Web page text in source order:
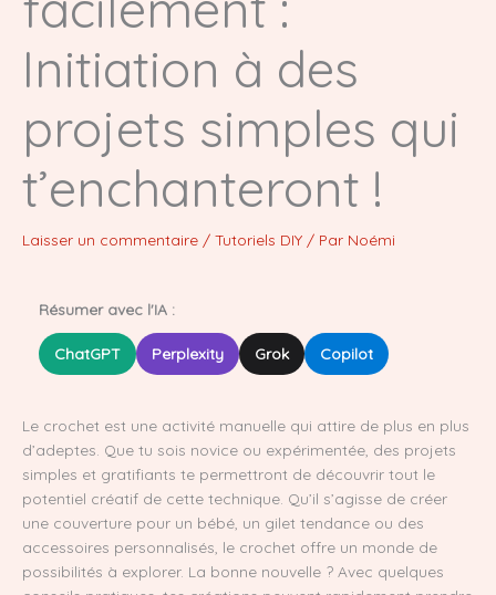
Initiation à des
projets simples qui
t’enchanteront !
Laisser un commentaire / Tutoriels DIY / Par Noémi
Résumer avec l'IA :
ChatGPT Perplexity Grok Copilot
Le crochet est une activité manuelle qui attire de plus en plus
d’adeptes. Que tu sois novice ou expérimentée, des projets
simples et gratifiants te permettront de découvrir tout le
potentiel créatif de cette technique. Qu’il s’agisse de créer
une couverture pour un bébé, un gilet tendance ou des
accessoires personnalisés, le crochet offre un monde de
possibilités à explorer. La bonne nouvelle ? Avec quelques